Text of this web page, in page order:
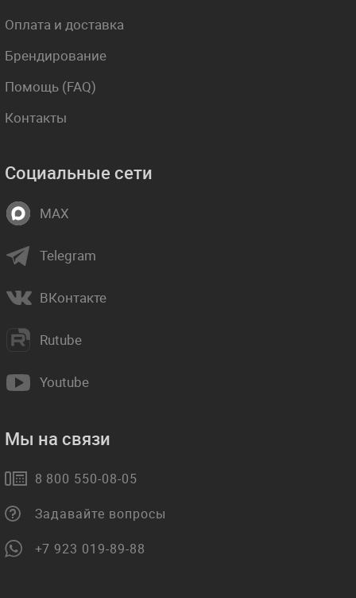
Оплата и доставка
Брендирование
Помощь (FAQ)
Контакты
Социальные сети
MAX
Telegram
ВКонтакте
Rutube
Youtube
Мы на связи
8 800 550-08-05
Задавайте вопросы
+7 923 019-89-88